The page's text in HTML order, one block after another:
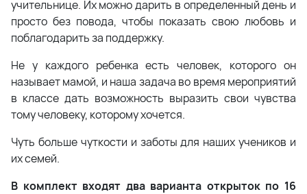
учительнице. Их можно дарить в определенный день и
просто без повода, чтобы показать свою любовь и
поблагодарить за поддержку.
Не у каждого ребенка есть человек, которого он
называет мамой, и наша задача во время мероприятий
в классе дать возможность выразить свои чувства
тому человеку, которому хочется.
Чуть больше чуткости и заботы для наших учеников и
их семей.
В комплект входят два варианта открыток по 16